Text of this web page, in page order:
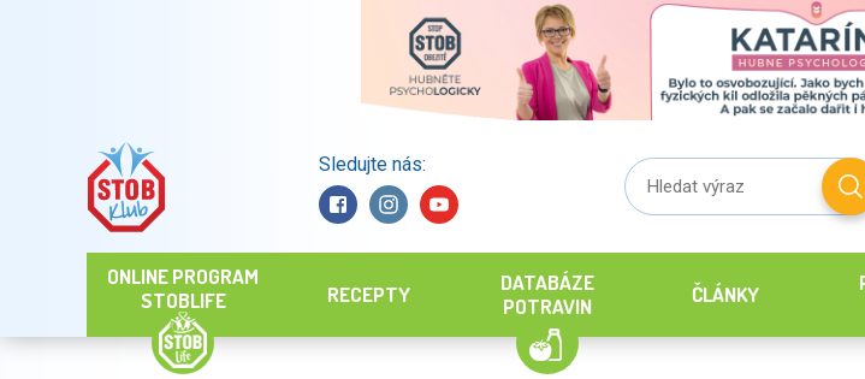
Sledujte nás:
ONLINE PROGRAM
STOBLIFE
RECEPTY
DATABÁZE
POTRAVIN
ČLÁNKY